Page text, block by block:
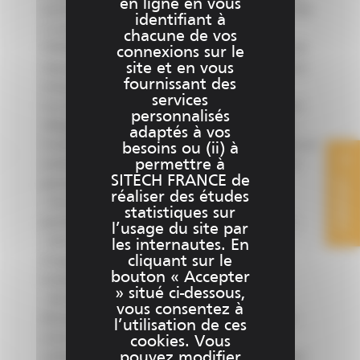
via le site www.sitech-france.fr (ci-après le « Site
») ont vocation à être traitées par SITECH
FRANCE, responsable de traitement, aux fins de
répondre aux demandes d’informations et pour
mieux vous connaitre.
Les informations signalées d'un astérisque sont
obligatoires pour la gestion de vos demandes.
Conformément à la réglementation applicable en
matière de protection des données à caractère
personnel, vous disposez :
- d’un droit d’accès, de rectification et de
portabilité des informations vous concernant ;
- d'un droit de limitation, d’effacement et
d’opposition pour des motifs légitimes au
traitement de vos données ;
- de la possibilité de nous transmettre des
directives afin d’organiser le sort des données
vous concernant (conservation, effacement,
en ligne en vous
identifiant à
chacune de vos
connexions sur le
site et en vous
fournissant des
services
personnalisés
adaptés à vos
besoins ou (ii) à
permettre à
SITECH FRANCE de
réaliser des études
statistiques sur
l’usage du site par
les internautes. En
cliquant sur le
bouton « Accepter
» situé ci-dessous,
vous consentez à
l’utilisation de ces
cookies. Vous